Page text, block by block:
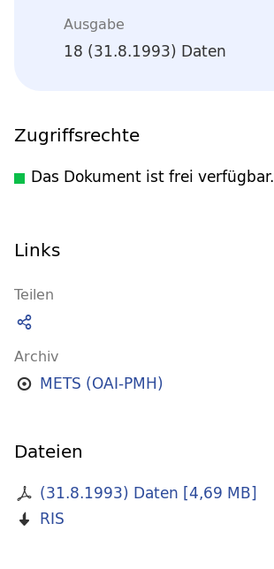
Ausgabe
18 (31.8.1993) Daten
Zugriffsrechte
Das Dokument ist frei verfügbar.
Links
Teilen
Archiv
METS (OAI-PMH)
Dateien
(31.8.1993) Daten [4,69 MB]
RIS